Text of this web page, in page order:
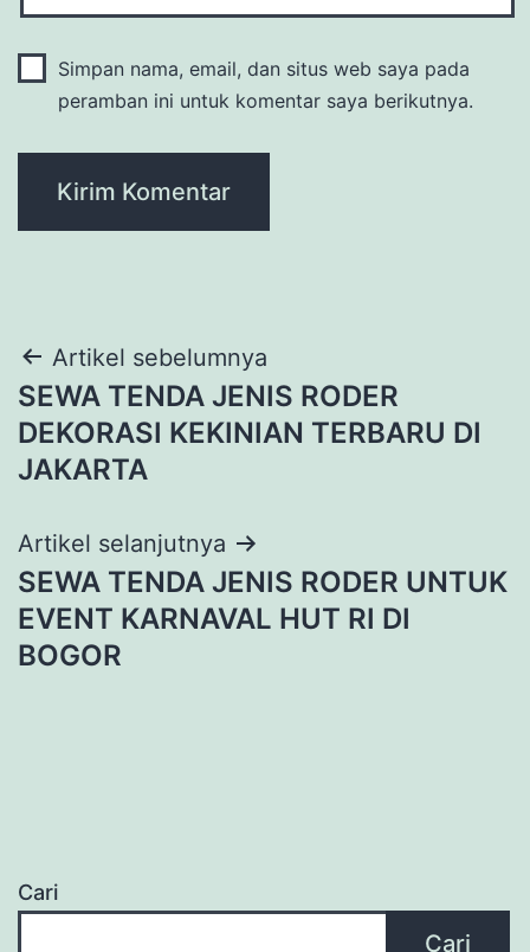
Simpan nama, email, dan situs web saya pada
peramban ini untuk komentar saya berikutnya.
Navigasi
pos
Artikel sebelumnya
SEWA TENDA JENIS RODER
DEKORASI KEKINIAN TERBARU DI
JAKARTA
Artikel selanjutnya
SEWA TENDA JENIS RODER UNTUK
EVENT KARNAVAL HUT RI DI
BOGOR
Cari
Cari